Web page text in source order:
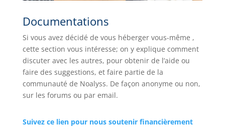
Documentations
Si vous avez décidé de vous héberger vous-même ,
cette section vous intéresse; on y explique comment
discuter avec les autres, pour obtenir de l’aide ou
faire des suggestions, et faire partie de la
communauté de Noalyss. De façon anonyme ou non,
sur les forums ou par email.
Suivez ce lien pour nous soutenir financièrement